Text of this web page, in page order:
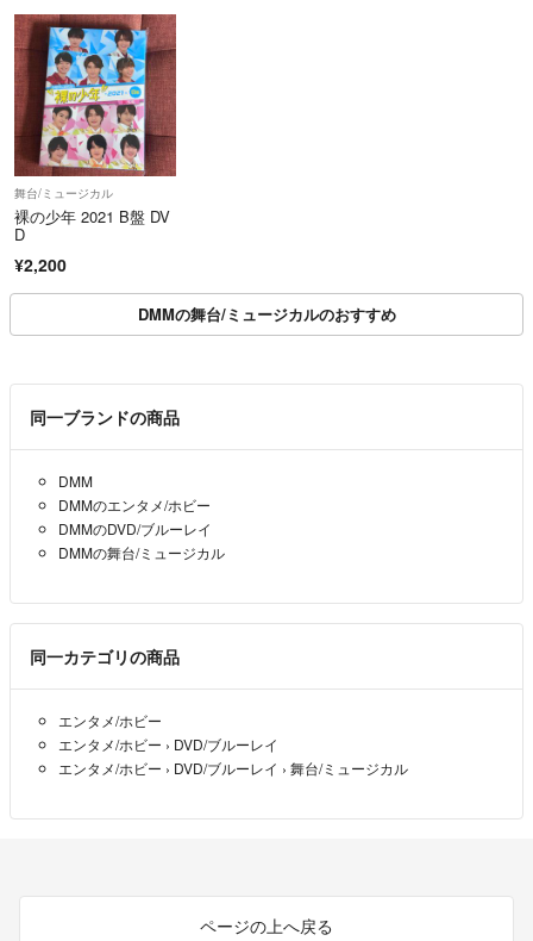
舞台/ミュージカル
裸の少年 2021 B盤 DV
D
¥2,200
DMMの舞台/ミュージカルのおすすめ
同一ブランドの商品
DMM
DMMのエンタメ/ホビー
DMMのDVD/ブルーレイ
DMMの舞台/ミュージカル
同一カテゴリの商品
エンタメ/ホビー
エンタメ/ホビー › DVD/ブルーレイ
エンタメ/ホビー › DVD/ブルーレイ › 舞台/ミュージカル
ページの上へ戻る